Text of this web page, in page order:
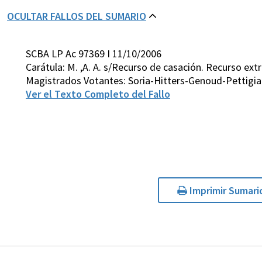
OCULTAR FALLOS DEL SUMARIO
SCBA LP Ac 97369 I 11/10/2006
Carátula: M. ,A. A. s/Recurso de casación. Recurso
Magistrados Votantes: Soria-Hitters-Genoud-
Ver el Texto Completo del Fallo
Imprimir